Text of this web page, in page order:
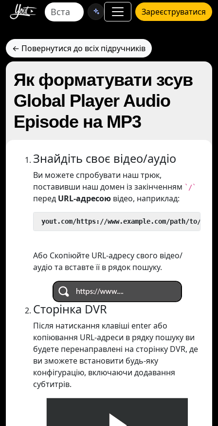
Зареєструватися
← Повернутися до всіх підручників
Як форматувати зсув
Global Player Audio
Episode на MP3
Знайдіть своє відео/аудіо
Ви можете спробувати наш трюк,
поставивши наш домен із закінченням `/`
перед URL-адресою відео, наприклад:
yout.com/https://www.example.com/path/to/
Або Скопіюйте URL-адресу свого відео/
аудіо та вставте її в рядок пошуку.
Сторінка DVR
Після натискання клавіші enter або
копіювання URL-адреси в рядку пошуку ви
будете перенаправлені на сторінку DVR, де
ви зможете встановити будь-яку
конфігурацію, включаючи додавання
субтитрів.